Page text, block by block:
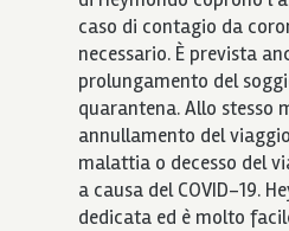
caso di contagio da
necessario. È prevista
prolungamento del
quarantena. Allo stesso
annullamento del
malattia o decesso del
a causa del COVID-19.
dedicata ed è molto